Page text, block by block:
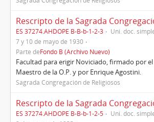
ES 37274.AHDOPE B-B-b-1-2-3
Uni. doc.
7 y 10 de mayo de 1930
Parte deFondo B (Archivo Nuevo)
Facultad para erigir Noviciado, firmado por el
Maestro de la O.P. y por Enrique Agostini.
Sagrada Congregación de Religiosos
ES 37274.AHDOPE B-B-b-1-2-5
Uni. doc.